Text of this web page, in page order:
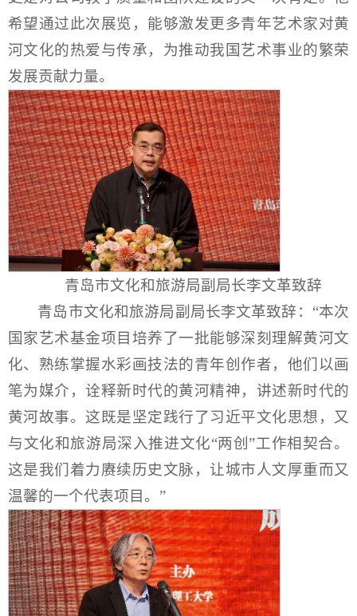
希望通过此次展览，能够激发更多青年艺术家对黄
河文化的热爱与传承，为推动我国艺术事业的繁荣
发展贡献力量。
青岛市文化和旅游局副局长李文革致辞
青岛市文化和旅游局副局长李文革致辞：“本次
国家艺术基金项目培养了一批能够深刻理解黄河文
化、熟练掌握水彩画技法的青年创作者，他们以画
笔为媒介，诠释新时代的黄河精神，讲述新时代的
黄河故事。这既是坚定践行了习近平文化思想，又
与文化和旅游局深入推进文化“两创”工作相契合。
这是我们着力赓续历史文脉，让城市人文厚重而又
温馨的一个代表项目。”